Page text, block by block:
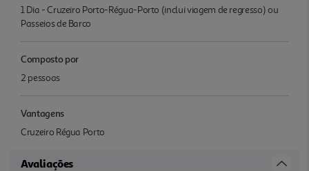
1 Dia - Cruzeiro Porto-Régua-Porto (inclui viagem de regresso) ou
Passeios de Barco
Composto por
2 pessoas
Vantagens
Cruzeiro Régua Porto
Avaliações